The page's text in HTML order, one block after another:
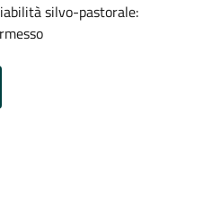
silvo-pastorale: